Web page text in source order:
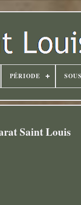
PÉRIODE
Saint Louis